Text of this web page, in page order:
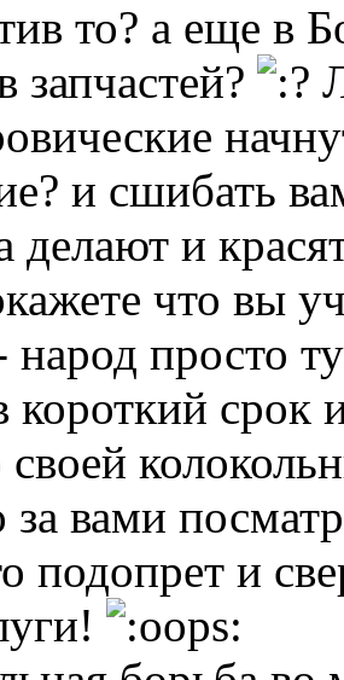
то? а еще в
запчастей?
и сшибать
делают и
что вы
народ просто
короткий срок
своей
за вами
подопрет и